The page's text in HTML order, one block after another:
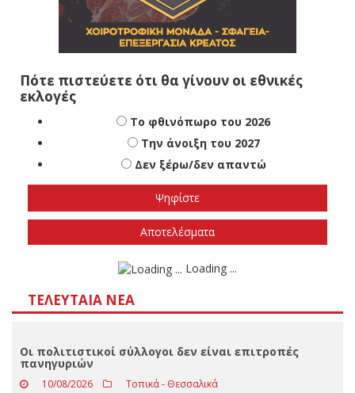
Πότε πιστεύετε ότι θα γίνουν οι εθνικές
εκλογές
Το φθινόπωρο του 2026
Την άνοιξη του 2027
Δεν ξέρω/δεν απαντώ
ΤΕΛΕΥΤΑΊΑ ΝΈΑ